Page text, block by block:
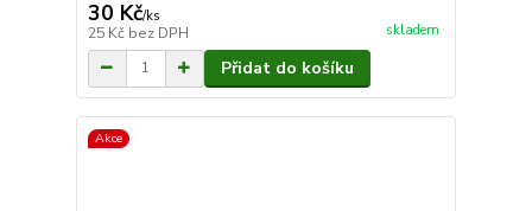
30 Kč/ks
25 Kč bez DPH skladem
Přidat do košíku
Akce